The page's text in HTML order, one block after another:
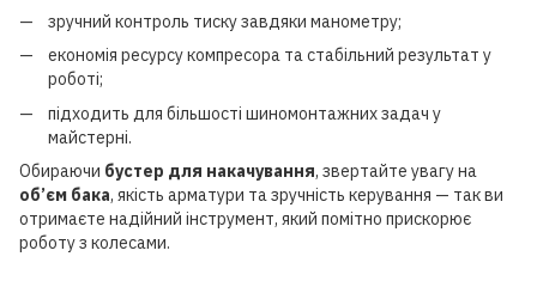
зручний контроль тиску завдяки манометру;
економія ресурсу компресора та стабільний результат у
роботі;
підходить для більшості шиномонтажних задач у
майстерні.
Обираючи бустер для накачування, звертайте увагу на
об’єм бака, якість арматури та зручність керування — так ви
отримаєте надійний інструмент, який помітно прискорює
роботу з колесами.